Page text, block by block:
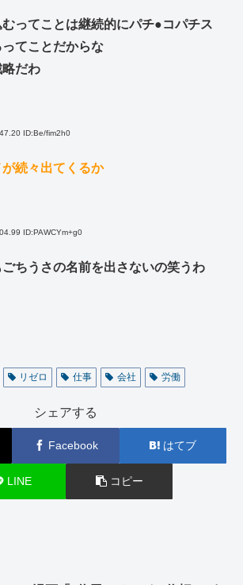
ってことは継続的にパチ●コパチス
てことだからな
だわ
ID:Be/fim2h0
続々出てくるか
ID:PAWCYm+g0
ちうさの名前を出さないの笑うわ
リゼロ 仕事 会社 労働
シェアする
Facebook はてブ
LINE コピー